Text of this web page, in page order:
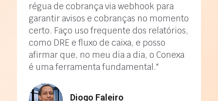
régua de cobrança via webhook para
garantir avisos e cobranças no momento
certo. Faço uso frequente dos relatórios,
como DRE e fluxo de caixa, e posso
afirmar que, no meu dia a dia, o Conexa
é uma ferramenta fundamental."
Diogo Faleiro